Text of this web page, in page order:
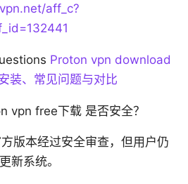
aff_c?
Proton vpn download
装、常见问题与对比
vpn free下载 是否安全？
版本经过安全审查，但用户仍
新系统。